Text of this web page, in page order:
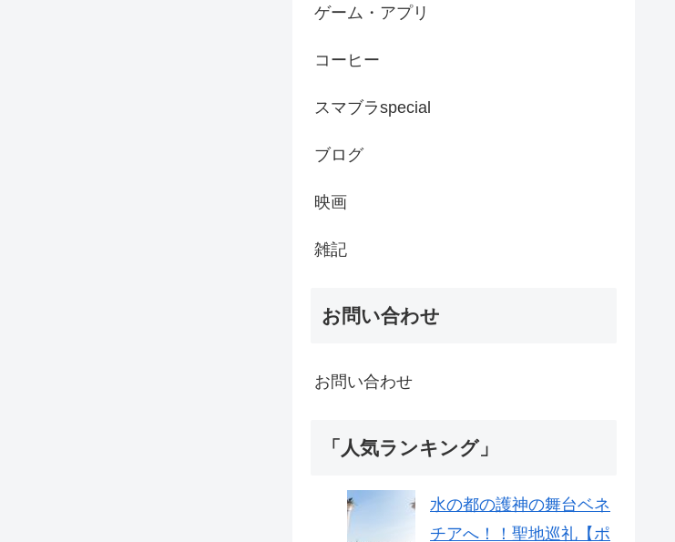
ゲーム・アプリ
コーヒー
スマブラspecial
ブログ
映画
雑記
お問い合わせ
お問い合わせ
「人気ランキング」
水の都の護神の舞台ベネ
チアへ！！聖地巡礼【ポ